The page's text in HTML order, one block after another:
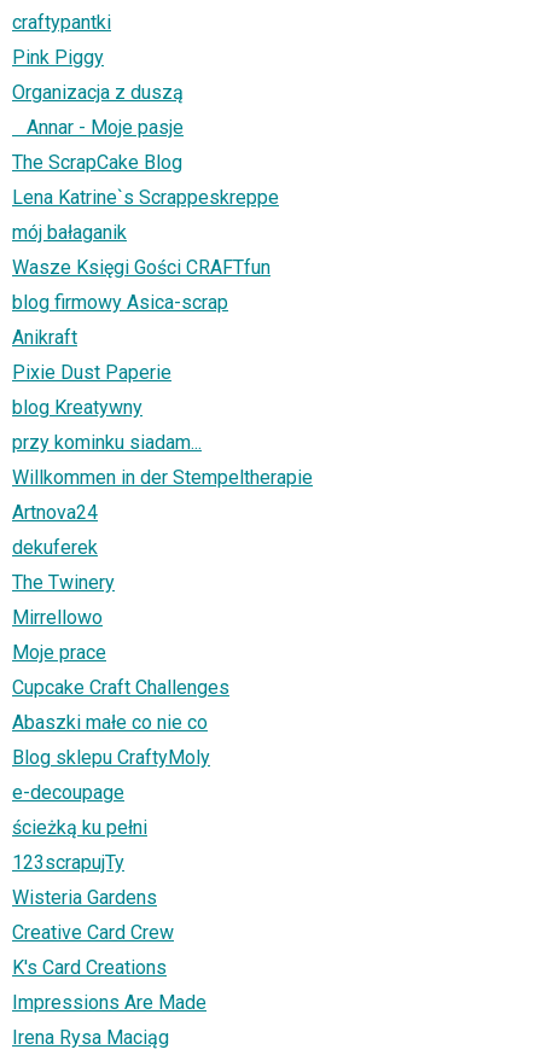
craftypantki
Pink Piggy
Organizacja z duszą
Annar - Moje pasje
The ScrapCake Blog
Lena Katrine`s Scrappeskreppe
mój bałaganik
Wasze Księgi Gości CRAFTfun
blog firmowy Asica-scrap
Anikraft
Pixie Dust Paperie
blog Kreatywny
przy kominku siadam...
Willkommen in der Stempeltherapie
Artnova24
dekuferek
The Twinery
Mirrellowo
Moje prace
Cupcake Craft Challenges
Abaszki małe co nie co
Blog sklepu CraftyMoly
e-decoupage
ścieżką ku pełni
123scrapujTy
Wisteria Gardens
Creative Card Crew
K's Card Creations
Impressions Are Made
Irena Rysa Maciąg